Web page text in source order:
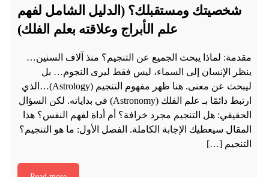
شخصيتك ومستقبلك؟ (الدليل الشامل لفهم
علم الأبراج وعلاقته بعلم الفلك)
مقدمة: لماذا يبحث الجميع عن التنجيم؟ منذ آلاف السنين…
ينظر الإنسان إلى السماء، ليس فقط ليرى النجوم… بل
ليبحث عن معنى. هنا ظهر مفهوم التنجيم (Astrology)…الذي
ارتبط دائمًا بـ علم الفلك (Astronomy) في بداياته. لكن السؤال
الحقيقي: هل التنجيم مجرد خرافة؟ أم أداة لفهم النفس؟ هذا
المقال سيعطيك الإجابة الكاملة. الفصل الأول: ما هو التنجيم؟
التنجيم […]